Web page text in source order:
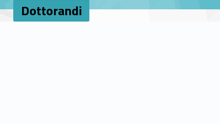
Dottorandi